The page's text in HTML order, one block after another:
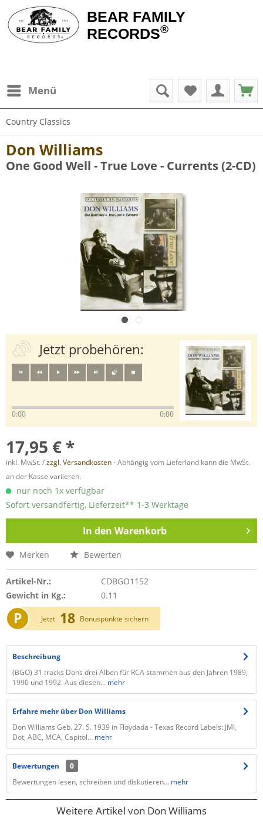
BEAR FAMILY
RECORDS®
Menü
Country Classics
Don Williams
One Good Well - True Love - Currents (2-CD)
Jetzt probehören:
0:00 0:00
17,95 € *
inkl. MwSt. /zzgl. Versandkosten- Abhängig vom Lieferland kann die MwSt.
an der Kasse variieren.
nur noch 1x verfügbar
Sofort versandfertig, Lieferzeit** 1-3 Werktage
In den Warenkorb
Merken Bewerten
Artikel-Nr.:
CDBGO1152
Gewicht in Kg.:
0.11
P Jetzt 18 Bonuspunkte sichern
Beschreibung
(BGO) 31 tracks Dons drei Alben für RCA stammen aus den Jahren 1989,
1990 und 1992. Aus diesen... mehr
Erfahre mehr über Don Williams
Don Williams Geb. 27. 5. 1939 in Floydada - Texas Record Labels: JMI,
Dot, ABC, MCA, Capitol... mehr
Bewertungen
0
Bewertungen lesen, schreiben und diskutieren... mehr
Weitere Artikel von Don Williams